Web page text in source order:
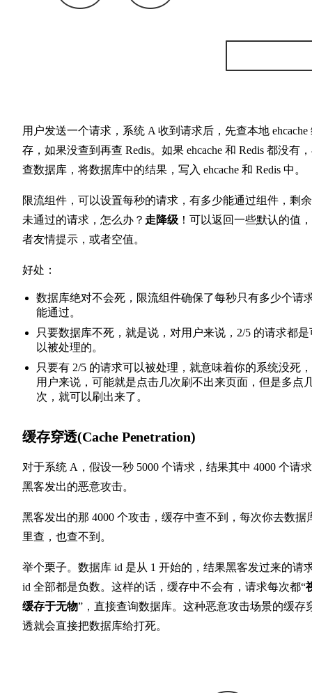
用户发送一个请求，系统 A 收到请求后，先查本地 ehcache
存，如果没查到再查 Redis。如果 ehcache 和 Redis 都没有
查数据库，将数据库中的结果，写入 ehcache 和 Redis 中。
限流组件，可以设置每秒的请求，有多少能通过组件，剩
未通过的请求，怎么办？ 走降级 ！可以返回一些默认的值
者友情提示，或者空值。
好处：
数据库绝对不会死，限流组件确保了每秒只有多少个请
能通过。
只要数据库不死，就是说，对用户来说，2/5 的请求都是
以被处理的。
只要有 2/5 的请求可以被处理，就意味着你的系统没死
用户来说，可能就是点击几次刷不出来页面，但是多点
次，就可以刷出来了。
缓存穿透(Cache Penetration)
对于系统 A，假设一秒 5000 个请求，结果其中 4000 个请
黑客发出的恶意攻击。
黑客发出的那 4000 个攻击，缓存中查不到，每次你去数据
里查，也查不到。
举个栗子。数据库 id 是从 1 开始的，结果黑客发过来的请
id 全部都是负数。这样的话，缓存中不会有，请求每次都“
缓存于无物”，直接查询数据库。这种恶意攻击场景的缓存
透就会直接把数据库给打死。